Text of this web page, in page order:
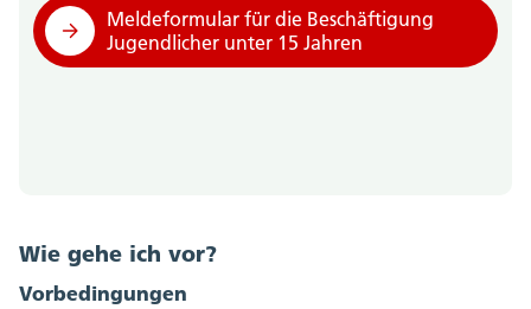
Meldeformular für die Beschäftigung
Jugendlicher unter 15 Jahren
Wie gehe ich vor?
Vorbedingungen